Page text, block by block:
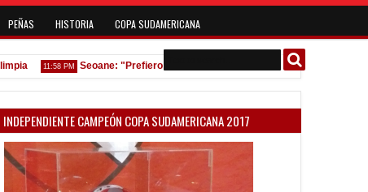
PEÑAS HISTORIA COPA SUDAMERICANA
11:58 PM Seoane: "Prefiero dejar la gestión y que venga gente nueva"
INDEPENDIENTE CAMPEÓN COPA SUDAMERICANA 2017